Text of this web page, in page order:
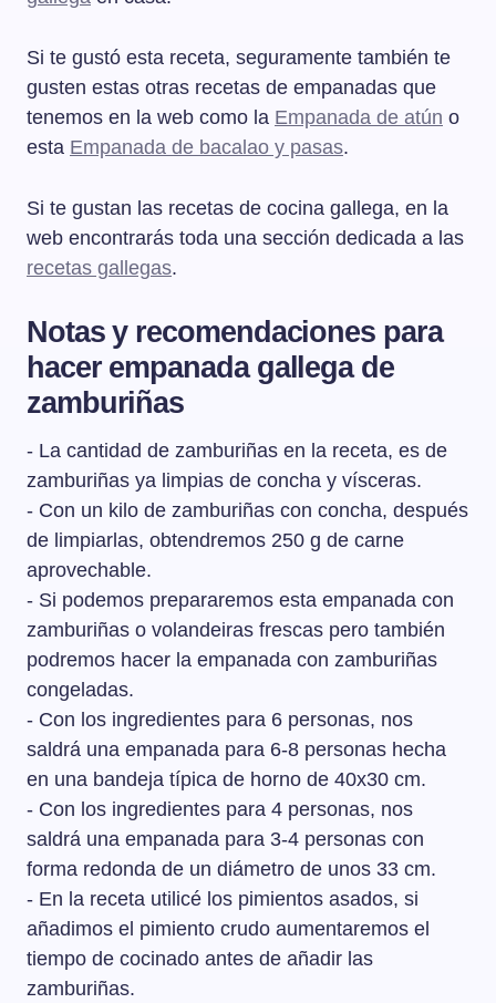
Si te gustó esta receta, seguramente también te
gusten estas otras recetas de empanadas que
tenemos en la web como la Empanada de atún o
esta Empanada de bacalao y pasas.
Si te gustan las recetas de cocina gallega, en la
web encontrarás toda una sección dedicada a las
recetas gallegas.
Notas y recomendaciones para
hacer empanada gallega de
zamburiñas
- La cantidad de zamburiñas en la receta, es de
zamburiñas ya limpias de concha y vísceras.
- Con un kilo de zamburiñas con concha, después
de limpiarlas, obtendremos 250 g de carne
aprovechable.
- Si podemos prepararemos esta empanada con
zamburiñas o volandeiras frescas pero también
podremos hacer la empanada con zamburiñas
congeladas.
- Con los ingredientes para 6 personas, nos
saldrá una empanada para 6-8 personas hecha
en una bandeja típica de horno de 40x30 cm.
- Con los ingredientes para 4 personas, nos
saldrá una empanada para 3-4 personas con
forma redonda de un diámetro de unos 33 cm.
- En la receta utilicé los pimientos asados, si
añadimos el pimiento crudo aumentaremos el
tiempo de cocinado antes de añadir las
zamburiñas.